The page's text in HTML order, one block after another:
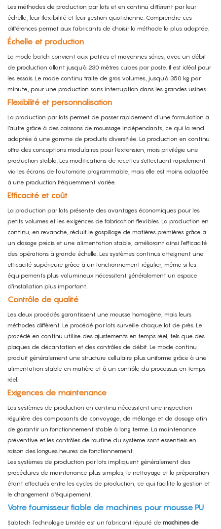
Les méthodes de production par lots et en continu diffèrent par leur
échelle, leur flexibilité et leur gestion quotidienne. Comprendre ces
différences permet aux fabricants de choisir la méthode la plus adaptée.
Échelle et production
Le mode batch convient aux petites et moyennes séries, avec un débit
de production allant jusqu'à 230 mètres cubes par poste. Il est idéal pour
les essais. Le mode continu traite de gros volumes, jusqu'à 350 kg par
minute, pour une production sans interruption dans les grandes usines.
Flexibilité et personnalisation
La production par lots permet de passer rapidement d'une formulation à
l'autre grâce à des caissons de moussage indépendants, ce qui la rend
adaptée à une gamme de produits diversifiée. La production en continu
offre des conceptions modulaires pour l'extension, mais privilégie une
production stable. Les modifications de recettes s'effectuent rapidement
via les écrans de l'automate programmable, mais elle est moins adaptée
à une production fréquemment variée.
Efficacité et coût
La production par lots présente des avantages économiques pour les
petits volumes et les exigences de fabrication flexibles. La production en
continu, en revanche, réduit le gaspillage de matières premières grâce à
un dosage précis et une alimentation stable, améliorant ainsi l'efficacité
des opérations à grande échelle. Les systèmes continus atteignent une
efficacité supérieure grâce à un fonctionnement régulier, même si les
équipements plus volumineux nécessitent généralement un espace
d'installation plus important.
Contrôle de qualité
Les deux procédés garantissent une mousse homogène, mais leurs
méthodes diffèrent. Le procédé par lots surveille chaque lot de près. Le
procédé en continu utilise des ajustements en temps réel, tels que des
plaques de décantation et des contrôles de débit. Le mode continu
produit généralement une structure cellulaire plus uniforme grâce à une
alimentation stable en matière et à un contrôle du processus en temps
réel.
Exigences de maintenance
Les systèmes de production en continu nécessitent une inspection
régulière des composants de convoyage, de mélange et de dosage afin
de garantir un fonctionnement stable à long terme. La maintenance
préventive et les contrôles de routine du système sont essentiels en
raison des longues heures de fonctionnement.
Les systèmes de production par lots impliquent généralement des
procédures de maintenance plus simples, le nettoyage et la préparation
étant effectués entre les cycles de production, ce qui facilite la gestion et
le changement d'équipement.
Votre fournisseur fiable de machines pour mousse PU
Sabtech Technologie Limitée est un fabricant réputé de machines de